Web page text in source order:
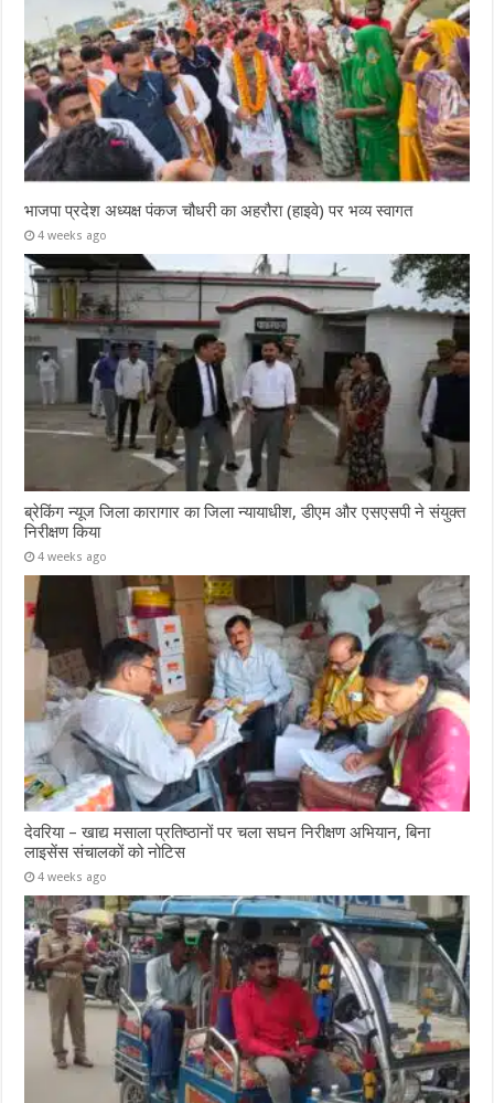
भाजपा प्रदेश अध्यक्ष पंकज चौधरी का अहरौरा (हाइवे) पर भव्य स्वागत
4 weeks ago
ब्रेकिंग न्यूज जिला कारागार का जिला न्यायाधीश, डीएम और एसएसपी ने संयुक्त
निरीक्षण किया
4 weeks ago
देवरिया – खाद्य मसाला प्रतिष्ठानों पर चला सघन निरीक्षण अभियान, बिना
लाइसेंस संचालकों को नोटिस
4 weeks ago